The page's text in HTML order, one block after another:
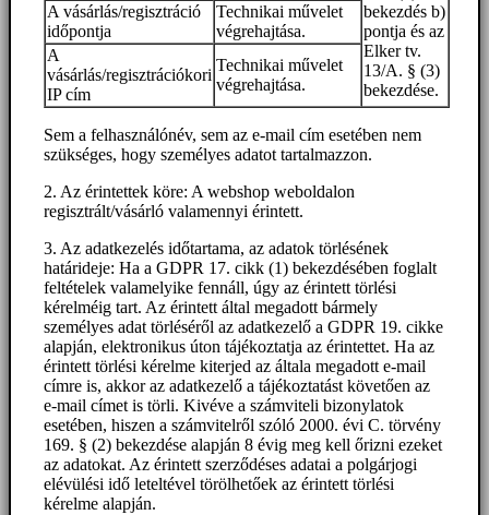
bekezdés b)
pontja és az
Elker tv.
13/A. § (3)
bekezdése.
A vásárlás/regisztráció
időpontja
Technikai művelet
végrehajtása.
A
vásárlás/regisztrációkori
IP cím
Technikai művelet
végrehajtása.
Sem a felhasználónév, sem az e-mail cím esetében nem
szükséges, hogy személyes adatot tartalmazzon.
2. Az érintettek köre: A webshop weboldalon
regisztrált/vásárló valamennyi érintett.
3. Az adatkezelés időtartama, az adatok törlésének
határideje: Ha a GDPR 17. cikk (1) bekezdésében foglalt
feltételek valamelyike fennáll, úgy az érintett törlési
kérelméig tart. Az érintett által megadott bármely
személyes adat törléséről az adatkezelő a GDPR 19. cikke
alapján, elektronikus úton tájékoztatja az érintettet. Ha az
érintett törlési kérelme kiterjed az általa megadott e-mail
címre is, akkor az adatkezelő a tájékoztatást követően az
e-mail címet is törli. Kivéve a számviteli bizonylatok
esetében, hiszen a számvitelről szóló 2000. évi C. törvény
169. § (2) bekezdése alapján 8 évig meg kell őrizni ezeket
az adatokat. Az érintett szerződéses adatai a polgárjogi
elévülési idő leteltével törölhetőek az érintett törlési
kérelme alapján.